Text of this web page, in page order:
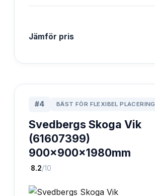
Jämför pris
#4 BÄST FÖR FLEXIBEL PLACERING
Svedbergs Skoga Vik
(61607399)
900x900x1980mm
·8.2/10